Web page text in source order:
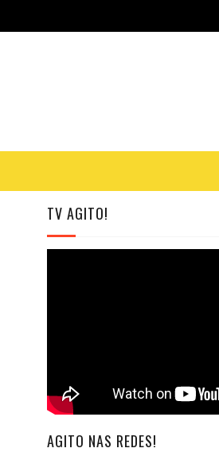
TV AGITO!
AGITO NAS REDES!